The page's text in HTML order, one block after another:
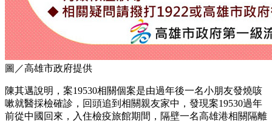
圖／高雄市政府提供
陳其邁說明，案19530相關個案是由過年後一名小朋友發燒咳
嗽就醫採檢確診，回頭追到相關親友家中，發現案19530過年
前從中國回來，入住檢疫旅館期間，隔壁一名高雄港相關隔離